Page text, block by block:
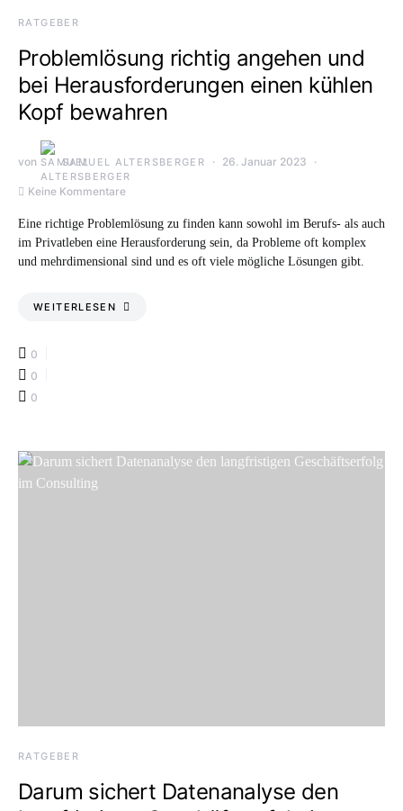
RATGEBER
Problemlösung richtig angehen und
bei Herausforderungen einen kühlen
Kopf bewahren
von SAMUEL ALTERSBERGER 26. Januar 2023
Keine Kommentare
Eine richtige Problemlösung zu finden kann sowohl im Berufs- als auch
im Privatleben eine Herausforderung sein, da Probleme oft komplex
und mehrdimensional sind und es oft viele mögliche Lösungen gibt.
WEITERLESEN
0
0
0
RATGEBER
Darum sichert Datenanalyse den